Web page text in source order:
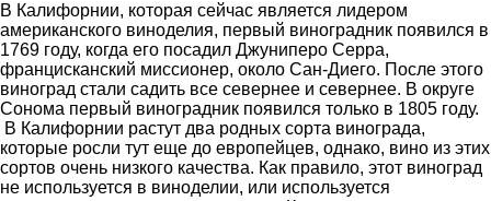
В Калифорнии, которая сейчас является лидером
американского виноделия, первый виноградник появился в
1769 году, когда его посадил Джуниперо Серра,
францисканский миссионер, около Сан-Диего. После этого
виноград стали садить все севернее и севернее. В округе
Сонома первый виноградник появился только в 1805 году.
В Калифорнии растут два родных сорта винограда,
которые росли тут еще до европейцев, однако, вино из этих
сортов очень низкого качества. Как правило, этот виноград
не используется в виноделии, или используется